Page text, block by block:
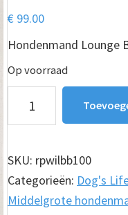
€ 99.00
Hondenmand Lounge
Op voorraad
Lounge
Indira
Bruin
100
SKU: rpwilbb100
Categorieën: Dog's
Middelgrote